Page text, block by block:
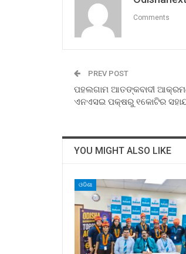
Comments
PREV POST
ପହଲଗାମ ଆତଙ୍କବାଦୀ
ଏନଏସଇ ପକ୍ଷରୁ ୧କୋଟିର
YOU MIGHT ALSO LIKE
ଓଡିଶା